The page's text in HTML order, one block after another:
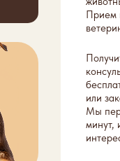
Прием
или
Мы
минут,